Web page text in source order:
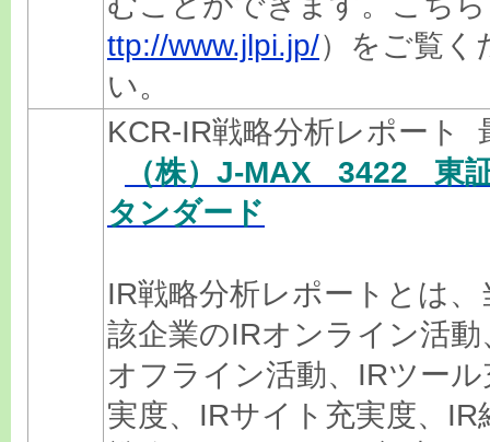
ttp://www.jlpi.jp/）をご覧く
い。
KCR-IR戦略分析レポート
（株）J-MAX 3422 東
タンダード
IR戦略分析レポートとは、
該企業のIRオンライン活動
オフライン活動、IRツール
実度、IRサイト充実度、IR